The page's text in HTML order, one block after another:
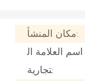
مكان المنشأ:
اسم العلامة ال
تجارية: